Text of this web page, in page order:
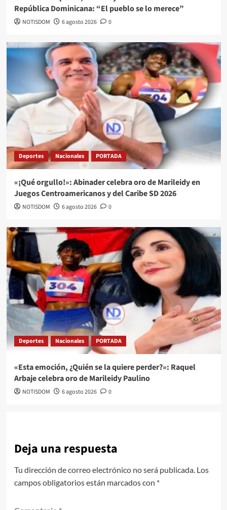
República Dominicana: “El pueblo se lo merece”
NOTISDOM 6 agosto 2026 0
Deportes Nacionales PORTADA
«¡Qué orgullo!»: Abinader celebra oro de Marileidy en
Juegos Centroamericanos y del Caribe SD 2026
NOTISDOM 6 agosto 2026 0
Deportes Nacionales PORTADA
«Esta emoción, ¿Quién se la quiere perder?»: Raquel
Arbaje celebra oro de Marileidy Paulino
NOTISDOM 6 agosto 2026 0
Deja una respuesta
Tu dirección de correo electrónico no será publicada. Los
campos obligatorios están marcados con *